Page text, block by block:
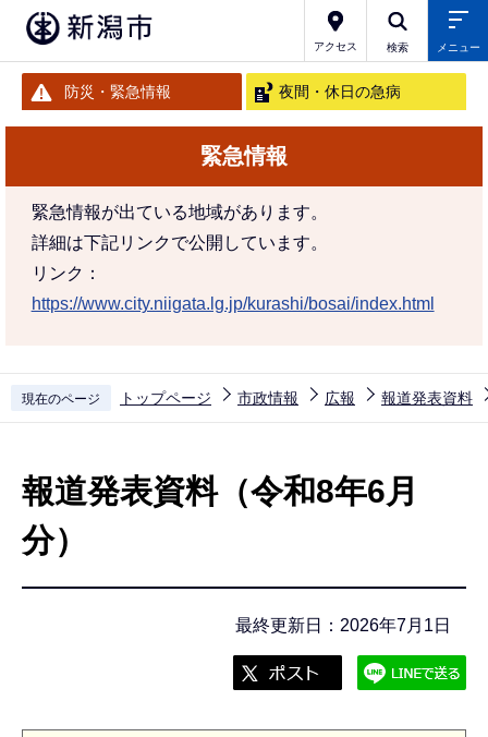
アクセス 検索 メニュー
防災・緊急情報 夜間・休日の急病
緊急情報
緊急情報が出ている地域があります。
詳細は下記リンクで公開しています。
リンク：
https://www.city.niigata.lg.jp/kurashi/bosai/index.html
現在のページ トップページ 市政情報 広報 報道発表資料
報道発表資料（令和8年6月
分）
最終更新日：2026年7月1日